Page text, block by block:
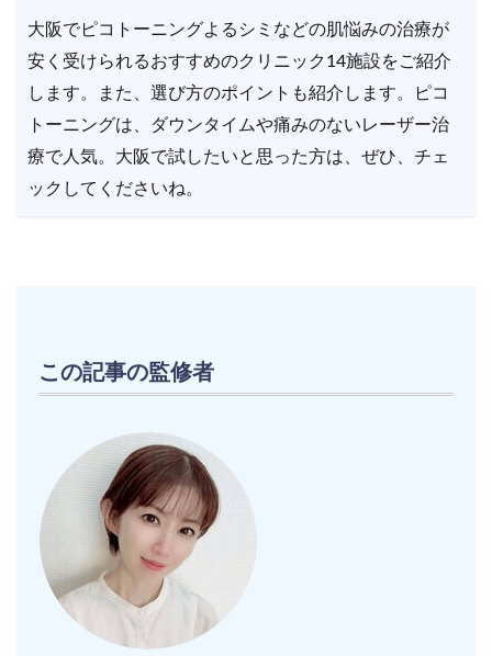
大阪でピコトーニングよるシミなどの肌悩みの治療が
安く受けられるおすすめのクリニック14施設をご紹介
します。また、選び方のポイントも紹介します。ピコ
トーニングは、ダウンタイムや痛みのないレーザー治
療で人気。大阪で試したいと思った方は、ぜひ、チェ
ックしてくださいね。
この記事の監修者